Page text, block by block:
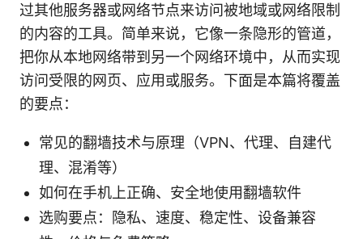
过其他服务器或网络节点来访问被地域或网络限制
的内容的工具。简单来说，它像一条隐形的管道，
把你从本地网络带到另一个网络环境中，从而实现
访问受限的网页、应用或服务。下面是本篇将覆盖
的要点：
常见的翻墙技术与原理（VPN、代理、自建代
理、混淆等）
如何在手机上正确、安全地使用翻墙软件
选购要点：隐私、速度、稳定性、设备兼容